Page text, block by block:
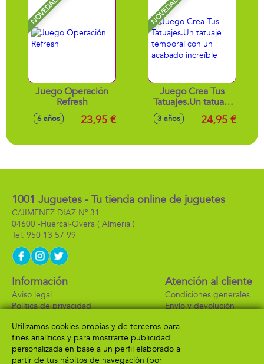
NOVEDAD
Juego Operación
Refresh
6 años 23,95 €
NOVEDAD
Juego Crea Tus
Tatuajes.Un tatuaje
temporal con un
acabado increíble
3 años 24,95 €
1001 Juguetes - Tu tienda online de juguetes
C/JIMENEZ DIAZ Nº 31
04600 -Huercal-Overa ( Almeria )
950 13 57 99
Información
Aviso legal
Política de privacidad
Atención al cliente
Condiciones generales
Envío y devolución
Formas de pago
Utilizamos cookies propias y de terceros para
fines analíticos y para mostrarte publicidad
personalizada en base a un perfil elaborado a
partir de tus hábitos de navegación (por